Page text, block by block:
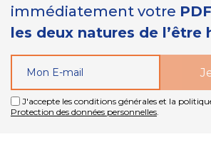
immédiatement votre
les deux natures de l’être
J'accepte les conditions générales et la
Protection des données personnelles.